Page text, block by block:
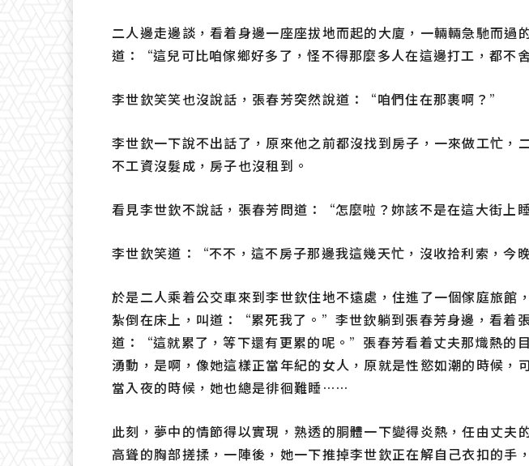
二人邊走邊談，看着身邊一座座拔地而起的大廈，一輛輛急馳而過
道：“這兒可比咱傢鄉好多了，怪不得那麼多人在這邊打工，都不
李世欽笑笑也沒說話，張春芳突然說道：“咱們住在那裹啊？”
李世欽一下說不出話了，原來他之前都沒找到房子，一來做工忙，
不工資沒髮成，房子也沒租到。
看見李世欽不說話，張春芳問道：“怎麼啦？妳該不是在這大街上
李世欽笑道：“不不，這不房子那邊我這幾天忙，沒收拾利索，今
於是二人乘着公交車來到李世欽住地不遠處，住進了一個傢庭旅館
紮倒在床上，叫道：“累死我了。”李世欽躺到張春芳身邊，看着
道：“這就累了，等下還有更累的呢。”張春芳看着丈夫那熾熱的
湧動，是啊，像她這樣正當年紀的女人，原就是性慾如潮的時候，
當入夜的時候，她也總是徘徊難睡……
此刻，夢中的情節得以實現，熟透的胴體一下變得炎熱，任由丈夫
高聳的胸部搓揉，一陣後，她一下推掉李世欽正在解自己衣扣的手